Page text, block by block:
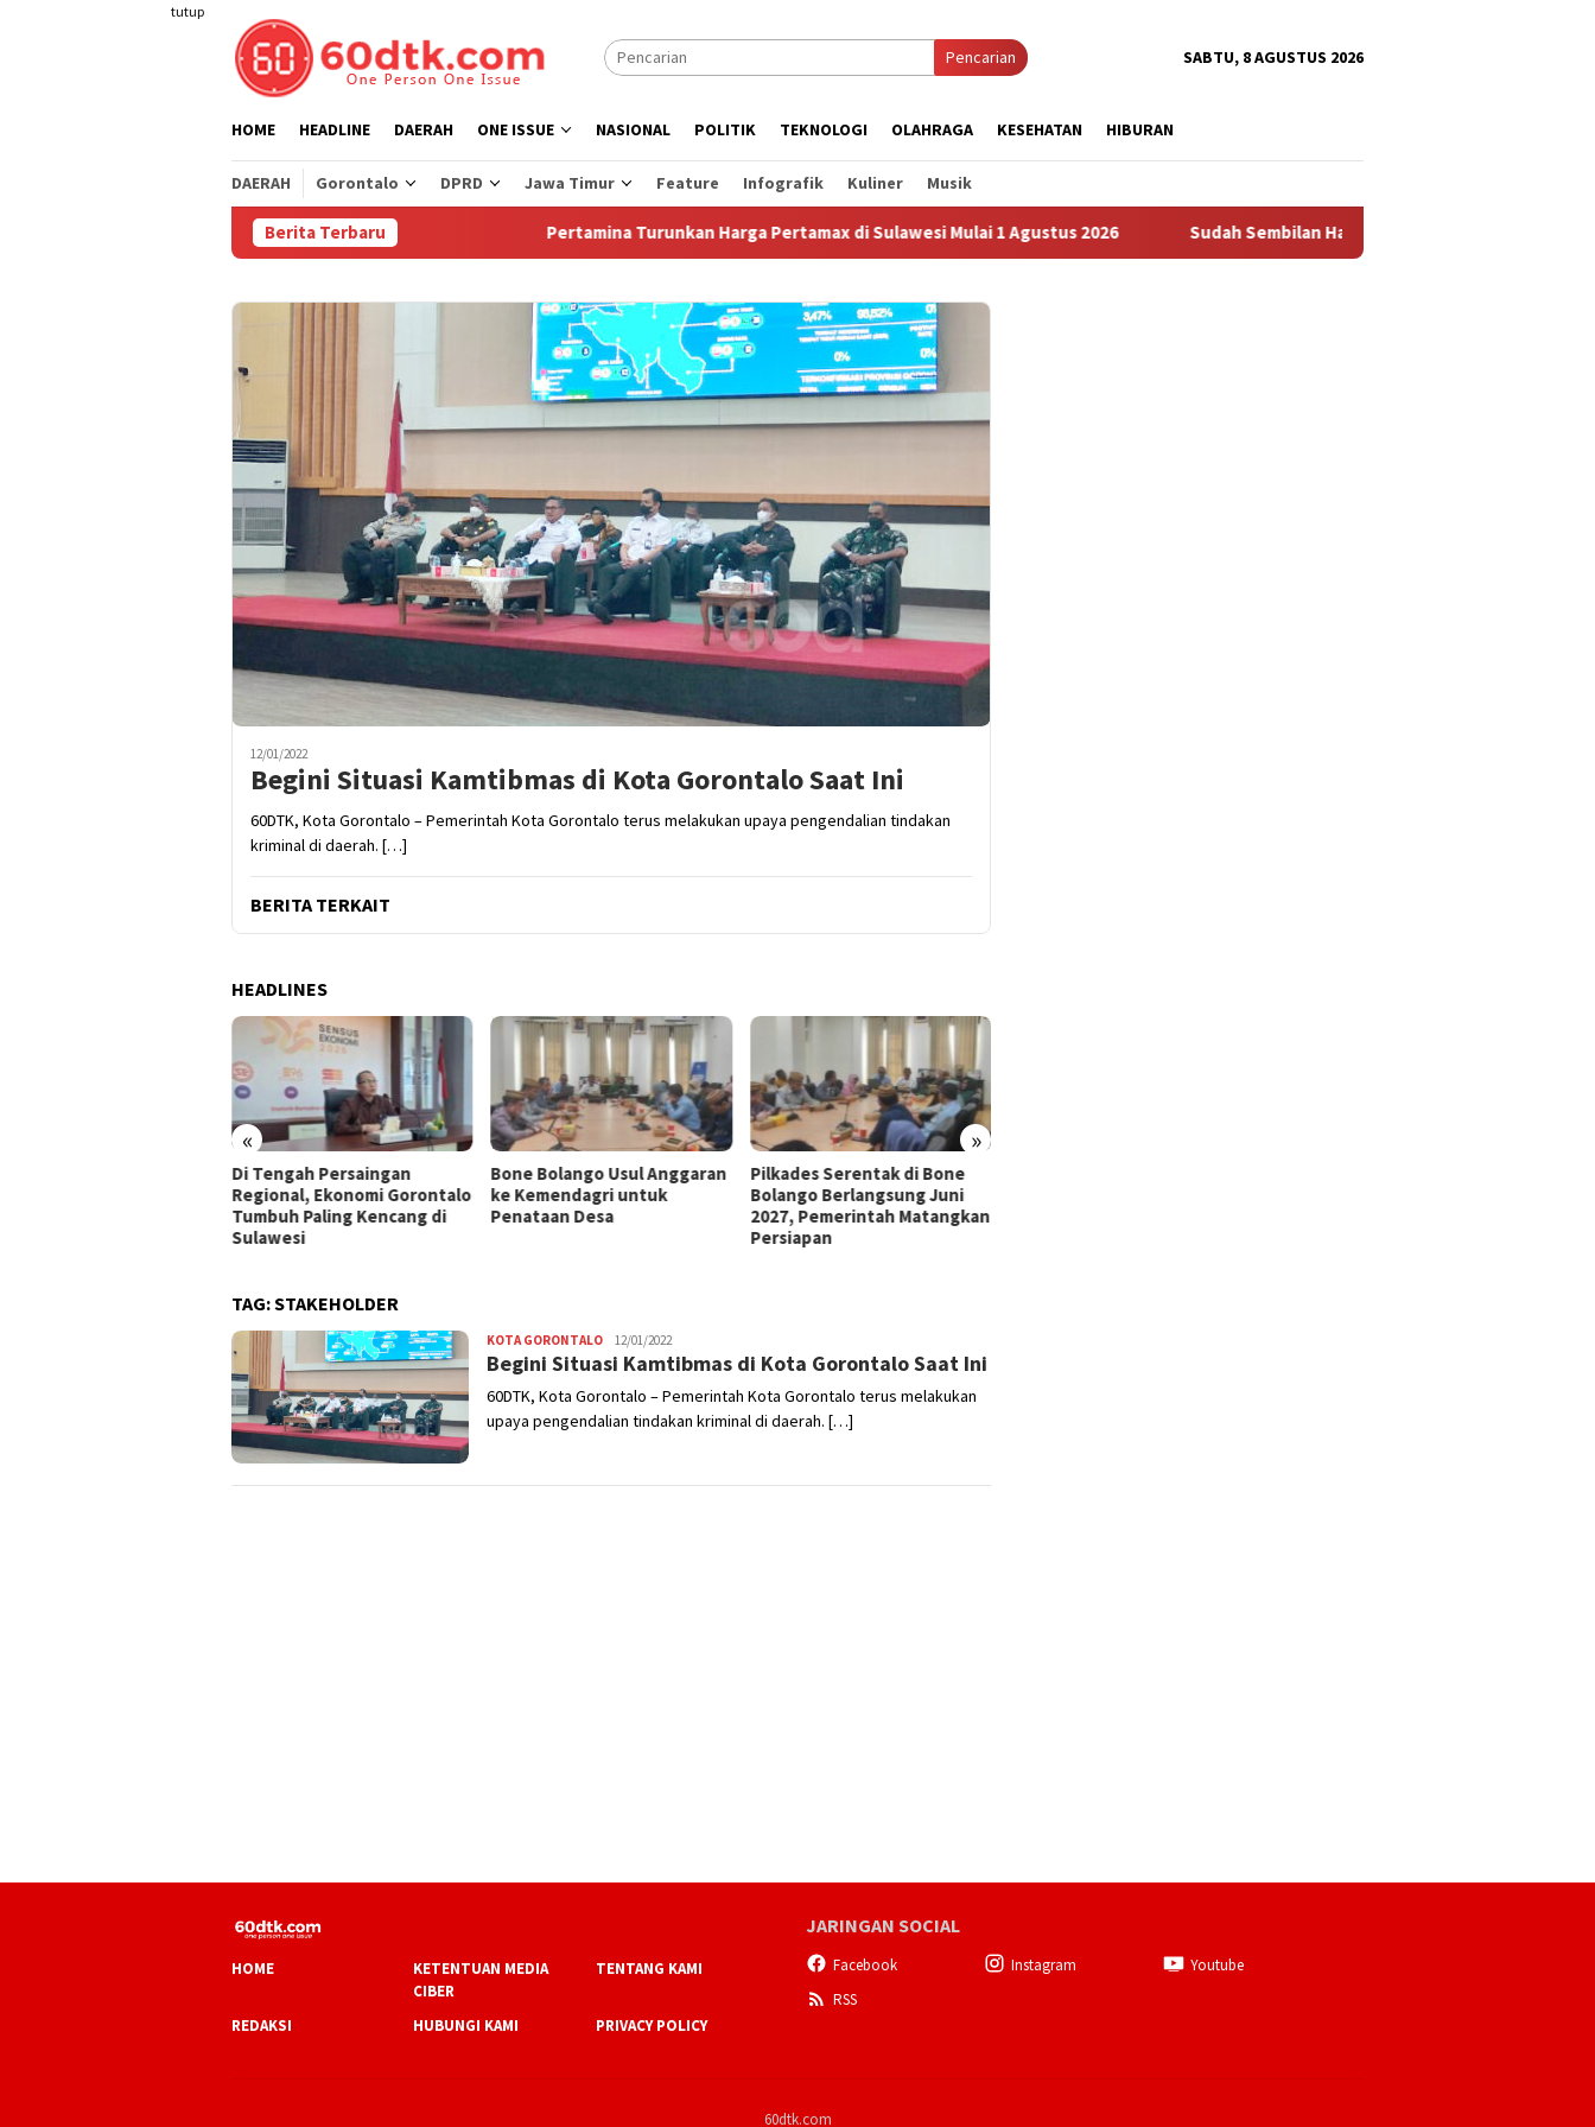
tutup
Pencarian SABTU, 8 AGUSTUS 2026
HOME HEADLINE DAERAH ONE ISSUE NASIONAL POLITIK TEKNOLOGI OLAHRAGA KESEHATAN HIBURAN
DAERAH Gorontalo DPRD Jawa Timur Feature Infografik Kuliner Musik
Berita Terbaru Pertamina Turunkan Harga Pertamax di Sulawesi Mulai 1 Agustus 2026 Sudah Sembilan Hari Harga Beras Gorontalo Termahal
12/01/2022
Begini Situasi Kamtibmas di Kota Gorontalo Saat Ini
60DTK, Kota Gorontalo – Pemerintah Kota Gorontalo terus melakukan upaya pengendalian tindakan
kriminal di daerah. […]
BERITA TERKAIT
HEADLINES
« »
Di Tengah Persaingan
Regional, Ekonomi Gorontalo
Tumbuh Paling Kencang di
Sulawesi
Bone Bolango Usul Anggaran
ke Kemendagri untuk
Penataan Desa
Pilkades Serentak di Bone
Bolango Berlangsung Juni
2027, Pemerintah Matangkan
Persiapan
TAG:STAKEHOLDER
KOTA GORONTALO Hendra
Usman
12/01/2022
Begini Situasi Kamtibmas di Kota Gorontalo Saat Ini
60DTK, Kota Gorontalo – Pemerintah Kota Gorontalo terus melakukan
upaya pengendalian tindakan kriminal di daerah. […]
HOME
KETENTUAN MEDIA
CIBER
TENTANG KAMI
REDAKSI HUBUNGI KAMI PRIVACY POLICY
JARINGAN SOCIAL
Facebook Instagram
Youtube
RSS
60dtk.com